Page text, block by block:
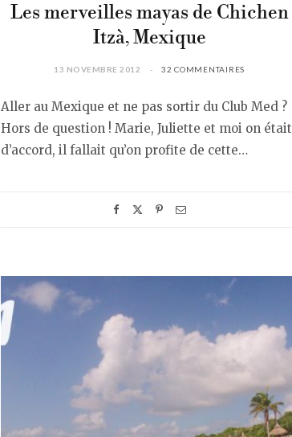
Les merveilles mayas de Chichen
Itzà, Mexique
13 NOVEMBRE 2012 32 COMMENTAIRES
Aller au Mexique et ne pas sortir du Club Med ?
Hors de question ! Marie, Juliette et moi on était
d’accord, il fallait qu’on profite de cette…